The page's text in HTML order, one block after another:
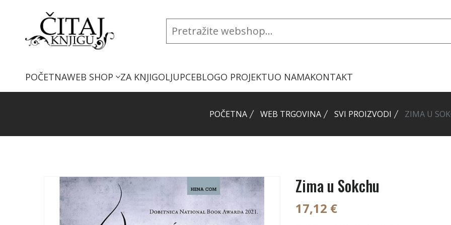
POČETNAWEB SHOP ZA KNJIGOLJUPCEBLOGO PROJEKTUO NAMAKONTAKT
POČETNA WEB TRGOVINA SVI PROIZVODI ZIMA U
Zima u Sokchu
17,12 €